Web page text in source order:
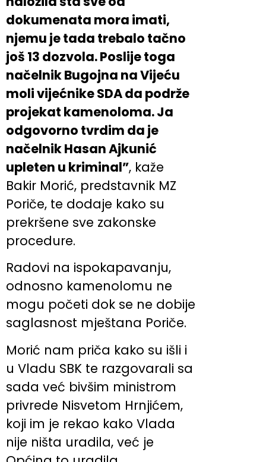
dokumenata mora imati,
njemu je tada trebalo tačno
još 13 dozvola. Poslije toga
načelnik Bugojna na Vijeću
moli vijećnike SDA da podrže
projekat kamenoloma. Ja
odgovorno tvrdim da je
načelnik Hasan Ajkunić
upleten u kriminal”, kaže
Bakir Morić, predstavnik MZ
Poriče, te dodaje kako su
prekršene sve zakonske
procedure.
Radovi na ispokapavanju,
odnosno kamenolomu ne
mogu početi dok se ne dobije
saglasnost mještana Poriče.
Morić nam priča kako su išli i
u Vladu SBK te razgovarali sa
sada već bivšim ministrom
privrede Nisvetom Hrnjićem,
koji im je rekao kako Vlada
nije ništa uradila, već je